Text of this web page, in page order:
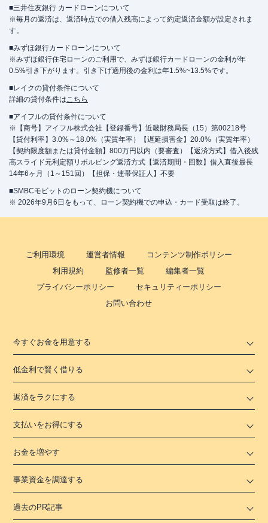
■三井住友銀行 カードローンについて
※毎月の返済は、返済時点での借入残高によって約定返済金額が設定されま
す。
■みずほ銀行カードローンについて
※みずほ銀行住宅ローンのご利用で、みずほ銀行カードローンの金利が年
0.5%引き下がります。引き下げ適用後の金利は年1.5%~13.5%です。
■レイクの貸付条件について
詳細の貸付条件はこちら
■アイフルの貸付条件について
※【商号】アイフル株式会社【登録番号】近畿財務局長（15）第00218号
【貸付利率】3.0%～18.0%（実質年率）【遅延損害金】20.0%（実質年率）
【契約限度額または貸付金額】800万円以内（要審査）【返済方式】借入後残
高スライド元利定額リボルビング返済方式【返済期間・回数】借入直後最長
14年6ヶ月（1～151回）【担保・連帯保証人】不要
■SMBCモビットのローン契約機について
※ 2026年9月6日をもって、ローン契約機での申込・カード受取は終了。
ご利用環境 運営者情報
コンテンツ制作ポリシー
利用規約
監修者一覧
編集者一覧
プライバシーポリシー
セキュリティーポリシー
お問い合わせ
今すぐお金を用意する
低金利で賢く借りる
返済をラクにする
支払いをお得にする
お金を増やす
事業資金を調達する
過去のPR記事